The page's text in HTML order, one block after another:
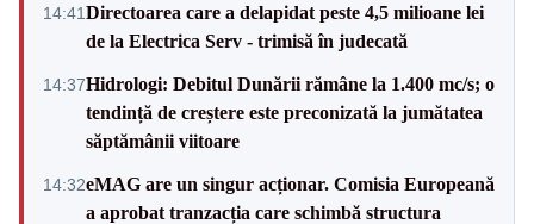
14:41Directoarea care a delapidat peste 4,5 milioane lei
de la Electrica Serv - trimisă în judecată
14:37Hidrologi: Debitul Dunării rămâne la 1.400 mc/s; o
tendință de creștere este preconizată la jumătatea
săptămânii viitoare
14:32eMAG are un singur acționar. Comisia Europeană
a aprobat tranzacția care schimbă structura